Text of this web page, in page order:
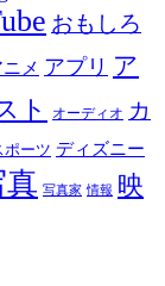
おもしろ
メ アプリ ア
ト オーディオ カ
ポーツ ディズニー
真 写真家 情報 映